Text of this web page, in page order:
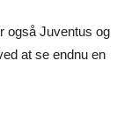
også Juventus og
at se endnu en